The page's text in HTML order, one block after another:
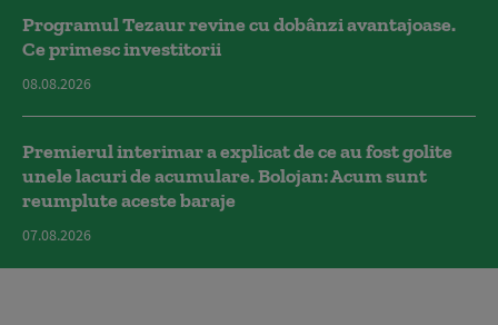
Programul Tezaur revine cu dobânzi avantajoase.
Ce primesc investitorii
08.08.2026
Premierul interimar a explicat de ce au fost golite
unele lacuri de acumulare. Bolojan: Acum sunt
reumplute aceste baraje
07.08.2026